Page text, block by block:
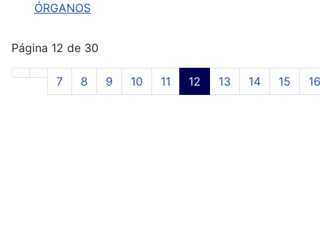
ÓRGANOS
Página 12 de 30
7 8 9 10 11 12 13 14 15 16